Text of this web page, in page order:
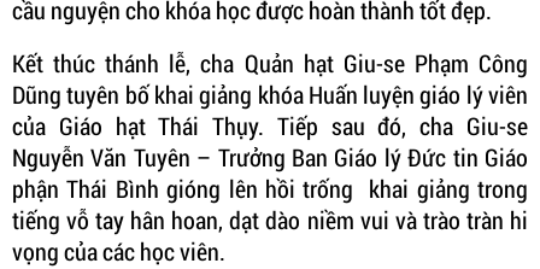
cầu nguyện cho khóa học được hoàn thành tốt đẹp.
Kết thúc thánh lễ, cha Quản hạt Giu-se Phạm Công
Dũng tuyên bố khai giảng khóa Huấn luyện giáo lý viên
của Giáo hạt Thái Thụy. Tiếp sau đó, cha Giu-se
Nguyễn Văn Tuyên – Trưởng Ban Giáo lý Đức tin Giáo
phận Thái Bình gióng lên hồi trống khai giảng trong
tiếng vỗ tay hân hoan, dạt dào niềm vui và trào tràn hi
vọng của các học viên.